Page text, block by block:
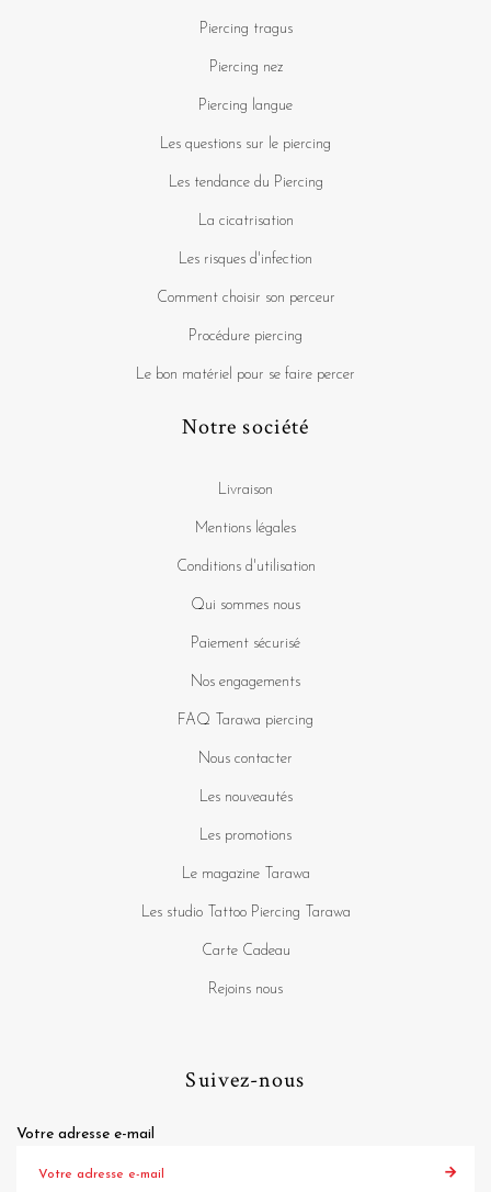
Piercing tragus
Piercing nez
Piercing langue
Les questions sur le piercing
Les tendance du Piercing
La cicatrisation
Les risques d'infection
Comment choisir son perceur
Procédure piercing
Le bon matériel pour se faire percer
Notre société
Livraison
Mentions légales
Conditions d'utilisation
Qui sommes nous
Paiement sécurisé
Nos engagements
FAQ Tarawa piercing
Nous contacter
Les nouveautés
Les promotions
Le magazine Tarawa
Les studio Tattoo Piercing Tarawa
Carte Cadeau
Rejoins nous
Suivez-nous
Votre adresse e-mail